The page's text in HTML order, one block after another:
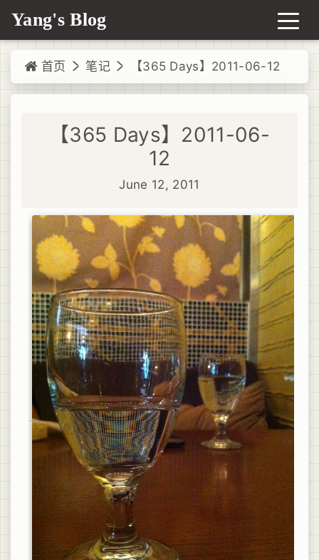
Yang's Blog
首页 笔记 【365 Days】2011-06-12
【365 Days】2011-06-
12
June 12, 2011